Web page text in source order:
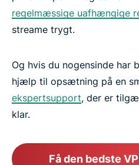
regelmæssige uafhængige
streame trygt.
Og hvis du nogensinde har
hjælp til opsætning på en
ekspertsupport, der er
klar.
Få den bedste